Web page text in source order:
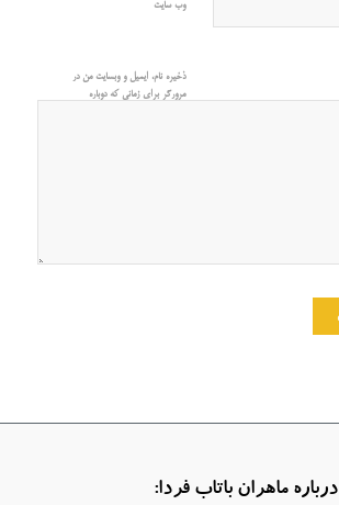
وب‌ سایت
ذخیره نام، ایمیل و وبسایت من در
مرورگر برای زمانی که دوباره
درباره ماهران باتاب فردا: